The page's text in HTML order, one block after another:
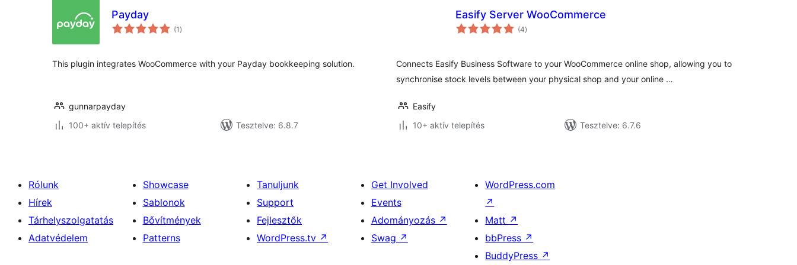
Payday
(1 értékelés
összesen
)
This plugin integrates WooCommerce with your Payday bookkeeping solution.
gunnarpayday
100+ aktív telepítés
Tesztelve: 6.8.7
Easify Server WooCommerce
(4értékelés
összesen
)
Connects Easify Business Software to your WooCommerce online shop, allowing you to
synchronise stock levels between your physical shop and your online …
Easify
10+ aktív telepítés
Tesztelve: 6.7.6
Rólunk
Hírek
Tárhelyszolgatatás
Adatvédelem
Showcase
Sablonok
Bővítmények
Patterns
Tanuljunk
Support
Fejlesztők
WordPress.tv ↗
Get Involved
Events
Adományozás ↗
Swag ↗
WordPress.com
↗
Matt ↗
bbPress ↗
BuddyPress ↗